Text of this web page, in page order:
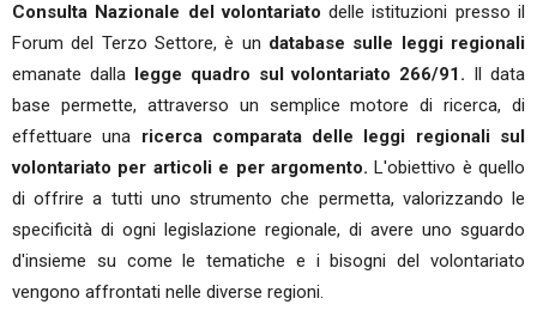
Consulta Nazionale del volontariato delle istituzioni presso il
Forum del Terzo Settore, è un database sulle leggi regionali
emanate dalla legge quadro sul volontariato 266/91. Il data
base permette, attraverso un semplice motore di ricerca, di
effettuare una ricerca comparata delle leggi regionali sul
volontariato per articoli e per argomento. L'obiettivo è quello
di offrire a tutti uno strumento che permetta, valorizzando le
specificità di ogni legislazione regionale, di avere uno sguardo
d'insieme su come le tematiche e i bisogni del volontariato
vengono affrontati nelle diverse regioni.